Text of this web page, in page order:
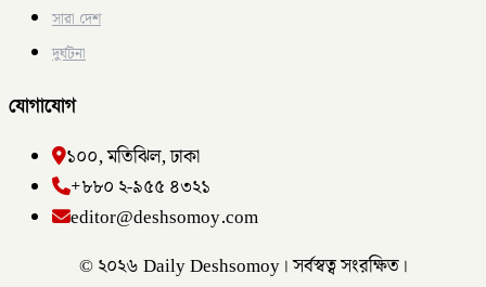
সারা দেশ
দুর্ঘটনা
যোগাযোগ
১০০, মতিঝিল, ঢাকা
+৮৮০ ২-৯৫৫ ৪৩২১
editor@deshsomoy.com
© ২০২৬ Daily Deshsomoy। সর্বস্বত্ব সংরক্ষিত।